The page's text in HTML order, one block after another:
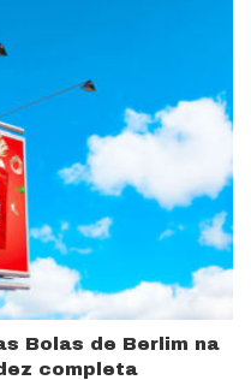
Bolas de Berlim na
completa